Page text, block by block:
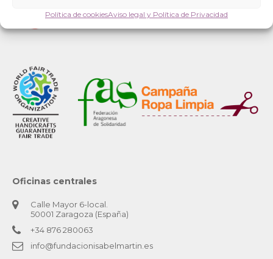
Política de cookiesAviso legal y Política de Privacidad
Oficinas centrales
Calle Mayor 6-local.
50001 Zaragoza (España)
+34 876 280063
info@fundacionisabelmartin.es